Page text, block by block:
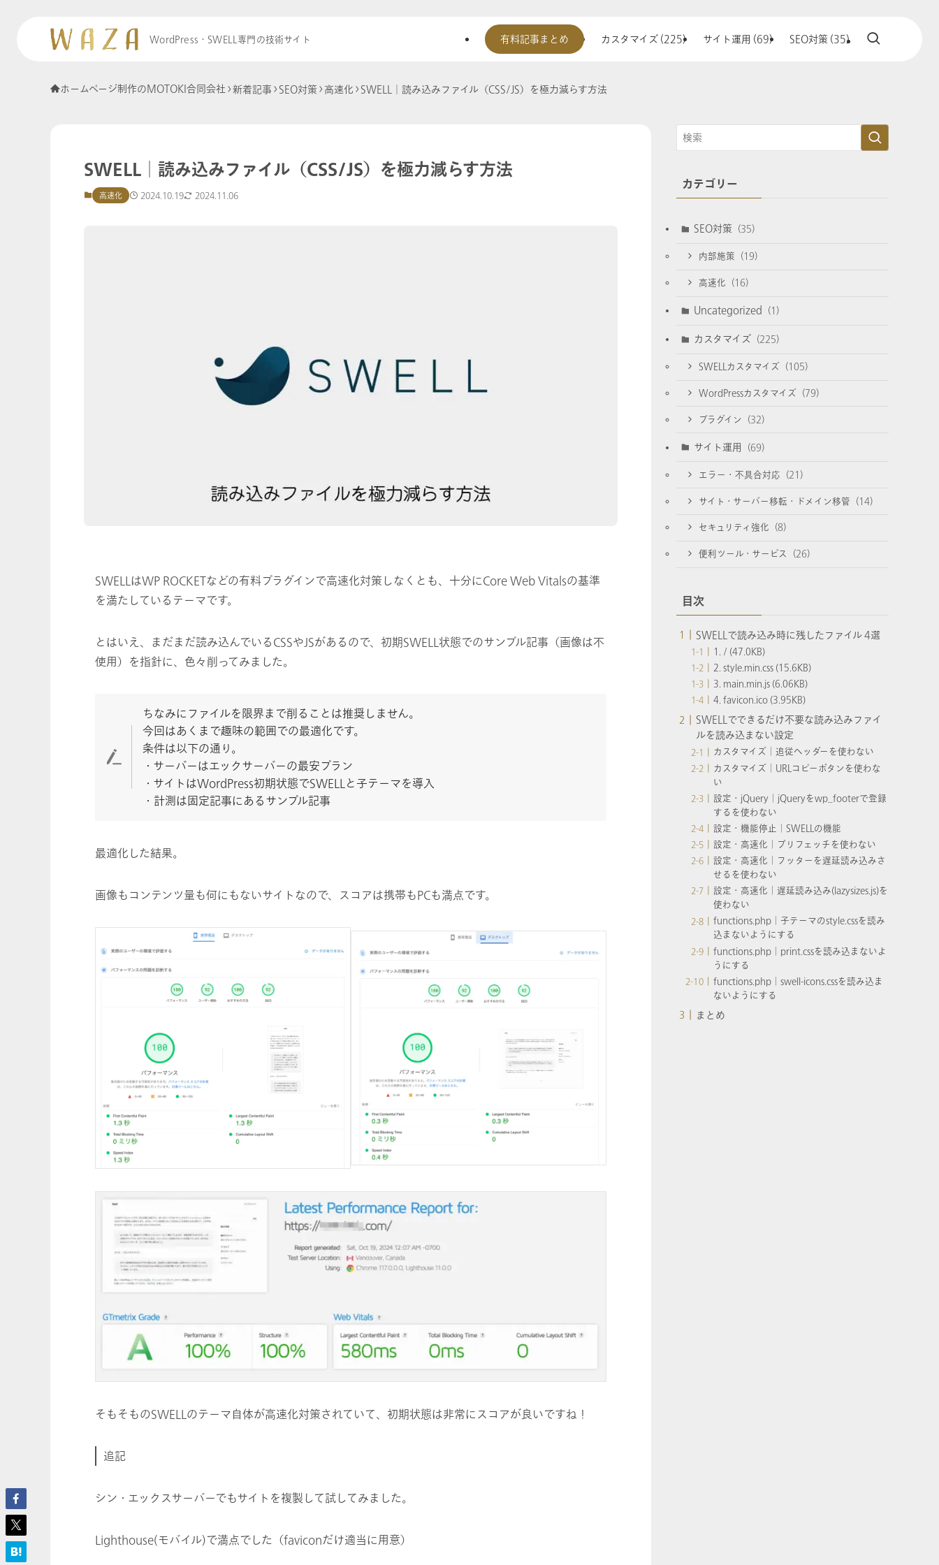
WordPress・SWELL専門の技術サイト 有料記事まとめ カスタマイズ (225) サイト運用 (69) SEO対策 (35)
ホームページ制作のMOTOKI合同会社 新着記事 SEO対策 高速化 SWELL│読み込みファイル（CSS/JS）を極力減らす方法
SWELL│読み込みファイル（CSS/JS）を極力減らす方法
高速化 2024.10.19 2024.11.06
SWELLはWP ROCKETなどの有料プラグインで高速化対策しなくとも、十分にCore Web Vitalsの基準
を満たしているテーマです。
とはいえ、まだまだ読み込んでいるCSSやJSがあるので、初期SWELL状態でのサンプル記事（画像は不
使用）を指針に、色々削ってみました。
ちなみにファイルを限界まで削ることは推奨しません。
今回はあくまで趣味の範囲での最適化です。
条件は以下の通り。
・サーバーはエックサーバーの最安プラン
・サイトはWordPress初期状態でSWELLと子テーマを導入
・計測は固定記事にあるサンプル記事
最適化した結果。
画像もコンテンツ量も何にもないサイトなので、スコアは携帯もPCも満点です。
そもそものSWELLのテーマ自体が高速化対策されていて、初期状態は非常にスコアが良いですね！
追記
シン・エックスサーバーでもサイトを複製して試してみました。
Lighthouse(モバイル)で満点でした（faviconだけ適当に用意）
カテゴリー
SEO対策 (35)
内部施策 (19)
高速化 (16)
Uncategorized (1)
カスタマイズ (225)
SWELLカスタマイズ (105)
WordPressカスタマイズ (79)
プラグイン (32)
サイト運用 (69)
エラー・不具合対応 (21)
サイト・サーバー移転・ドメイン移管 (14)
セキュリティ強化 (8)
便利ツール・サービス (26)
目次
SWELLで読み込み時に残したファイル 4選
1. / (47.0KB)
2. style.min.css (15.6KB)
3. main.min.js (6.06KB)
4. favicon.ico (3.95KB)
SWELLでできるだけ不要な読み込みファイ
ルを読み込まない設定
カスタマイズ│追従ヘッダーを使わない
カスタマイズ│URLコピーボタンを使わな
い
設定・jQuery│jQueryをwp_footerで登録
するを使わない
設定・機能停止│SWELLの機能
設定・高速化│プリフェッチを使わない
設定・高速化│フッターを遅延読み込みさ
せるを使わない
設定・高速化│遅延読み込み(lazysizes.js)を
使わない
functions.php│子テーマのstyle.cssを読み
込まないようにする
functions.php│print.cssを読み込まないよ
うにする
functions.php│swell-icons.cssを読み込ま
ないようにする
まとめ